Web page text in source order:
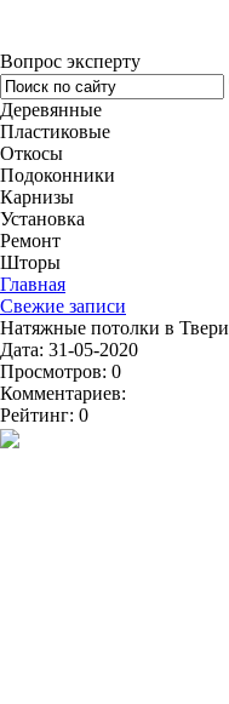
Вопрос эксперту
Деревянные
Пластиковые
Откосы
Подоконники
Карнизы
Установка
Ремонт
Шторы
Главная
Свежие записи
Натяжные потолки в Твери
Дата: 31-05-2020
Просмотров: 0
Комментариев:
Рейтинг: 0